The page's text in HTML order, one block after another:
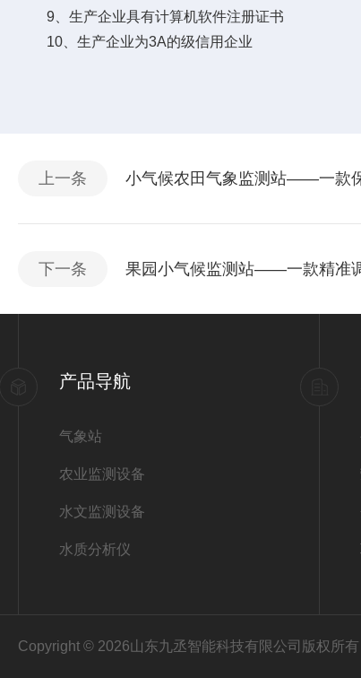
9、生产企业具有计算机软件注册证书
10、生产企业为3A的级信用企业
上一条 小气候农田气象监测站——一款
下一条 果园小气候监测站——一款精准
产品导航
气象站
农业监测设备
水文监测设备
水质分析仪
Copyright © 2026山东九丞智能科技有限公司版权所